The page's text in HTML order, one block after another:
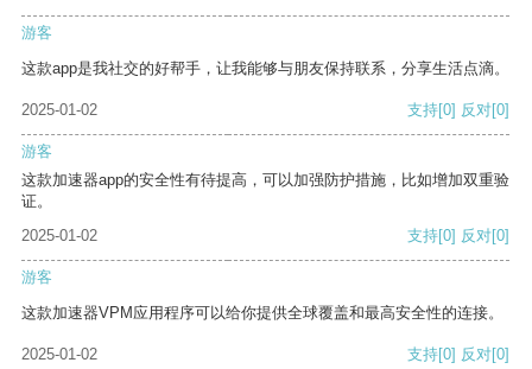
游客
这款app是我社交的好帮手，让我能够与朋友保持联系，分享生活点滴。
2025-01-02 支持[0] 反对[0]
游客
这款加速器app的安全性有待提高，可以加强防护措施，比如增加双重验
证。
2025-01-02
支持[0] 反对[0]
游客
这款加速器VPM应用程序可以给你提供全球覆盖和最高安全性的连接。
2025-01-02 支持[0] 反对[0]